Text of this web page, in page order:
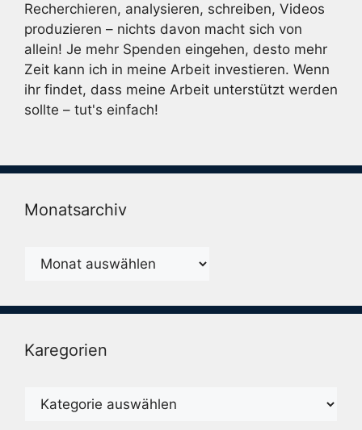
Recherchieren, analysieren, schreiben, Videos
produzieren – nichts davon macht sich von
allein! Je mehr Spenden eingehen, desto mehr
Zeit kann ich in meine Arbeit investieren. Wenn
ihr findet, dass meine Arbeit unterstützt werden
sollte – tut's einfach!
Monatsarchiv
Monatsarchiv
Karegorien
Karegorien